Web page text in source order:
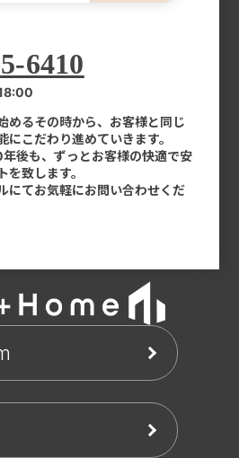
6410
めるその時から、お客様と同じ
にこだわり進めていきます。
後も、ずっとお客様の快適で安
致します。
にてお気軽にお問い合わせくだ